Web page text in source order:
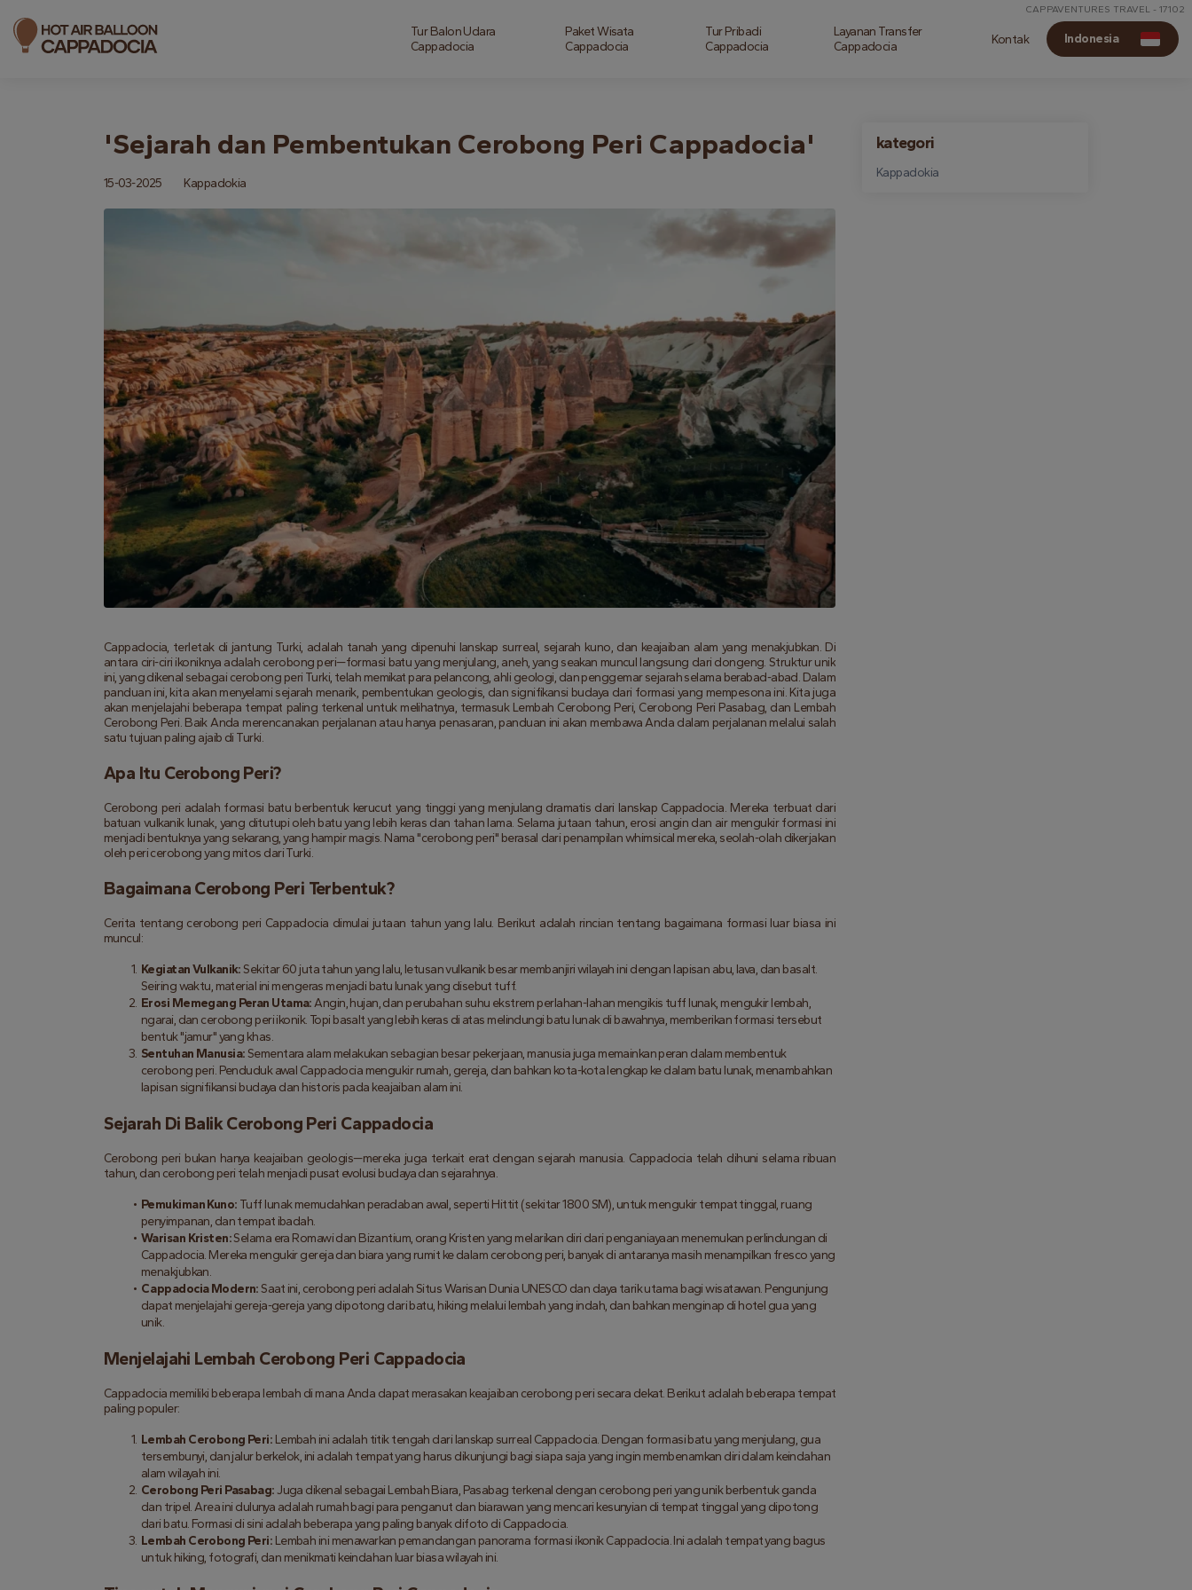
CAPPAVENTURES TRAVEL - 17102
Tur Balon Udara
Cappadocia
Paket Wisata
Cappadocia
Tur Pribadi
Cappadocia
Layanan Transfer
Cappadocia
Kontak Indonesia
'Sejarah dan Pembentukan Cerobong Peri Cappadocia'
15-03-2025 Kappadokia
Cappadocia, terletak di jantung Turki, adalah tanah yang dipenuhi lanskap surreal, sejarah kuno, dan keajaiban alam yang menakjubkan. Di
antara ciri-ciri ikoniknya adalah cerobong peri—formasi batu yang menjulang, aneh, yang seakan muncul langsung dari dongeng. Struktur unik
ini, yang dikenal sebagai cerobong peri Turki, telah memikat para pelancong, ahli geologi, dan penggemar sejarah selama berabad-abad. Dalam
panduan ini, kita akan menyelami sejarah menarik, pembentukan geologis, dan signifikansi budaya dari formasi yang mempesona ini. Kita juga
akan menjelajahi beberapa tempat paling terkenal untuk melihatnya, termasuk Lembah Cerobong Peri, Cerobong Peri Pasabag, dan Lembah
Cerobong Peri. Baik Anda merencanakan perjalanan atau hanya penasaran, panduan ini akan membawa Anda dalam perjalanan melalui salah
satu tujuan paling ajaib di Turki.
Apa Itu Cerobong Peri?
Cerobong peri adalah formasi batu berbentuk kerucut yang tinggi yang menjulang dramatis dari lanskap Cappadocia. Mereka terbuat dari
batuan vulkanik lunak, yang ditutupi oleh batu yang lebih keras dan tahan lama. Selama jutaan tahun, erosi angin dan air mengukir formasi ini
menjadi bentuknya yang sekarang, yang hampir magis. Nama "cerobong peri" berasal dari penampilan whimsical mereka, seolah-olah dikerjakan
oleh peri cerobong yang mitos dari Turki.
Bagaimana Cerobong Peri Terbentuk?
Cerita tentang cerobong peri Cappadocia dimulai jutaan tahun yang lalu. Berikut adalah rincian tentang bagaimana formasi luar biasa ini
muncul:
Kegiatan Vulkanik: Sekitar 60 juta tahun yang lalu, letusan vulkanik besar membanjiri wilayah ini dengan lapisan abu, lava, dan basalt.
Seiring waktu, material ini mengeras menjadi batu lunak yang disebut tuff.
Erosi Memegang Peran Utama: Angin, hujan, dan perubahan suhu ekstrem perlahan-lahan mengikis tuff lunak, mengukir lembah,
ngarai, dan cerobong peri ikonik. Topi basalt yang lebih keras di atas melindungi batu lunak di bawahnya, memberikan formasi tersebut
bentuk "jamur" yang khas.
Sentuhan Manusia: Sementara alam melakukan sebagian besar pekerjaan, manusia juga memainkan peran dalam membentuk
cerobong peri. Penduduk awal Cappadocia mengukir rumah, gereja, dan bahkan kota-kota lengkap ke dalam batu lunak, menambahkan
lapisan signifikansi budaya dan historis pada keajaiban alam ini.
Sejarah Di Balik Cerobong Peri Cappadocia
Cerobong peri bukan hanya keajaiban geologis—mereka juga terkait erat dengan sejarah manusia. Cappadocia telah dihuni selama ribuan
tahun, dan cerobong peri telah menjadi pusat evolusi budaya dan sejarahnya.
Pemukiman Kuno: Tuff lunak memudahkan peradaban awal, seperti Hittit (sekitar 1800 SM), untuk mengukir tempat tinggal, ruang
penyimpanan, dan tempat ibadah.
Warisan Kristen: Selama era Romawi dan Bizantium, orang Kristen yang melarikan diri dari penganiayaan menemukan perlindungan di
Cappadocia. Mereka mengukir gereja dan biara yang rumit ke dalam cerobong peri, banyak di antaranya masih menampilkan fresco yang
menakjubkan.
Cappadocia Modern: Saat ini, cerobong peri adalah Situs Warisan Dunia UNESCO dan daya tarik utama bagi wisatawan. Pengunjung
dapat menjelajahi gereja-gereja yang dipotong dari batu, hiking melalui lembah yang indah, dan bahkan menginap di hotel gua yang
unik.
Menjelajahi Lembah Cerobong Peri Cappadocia
Cappadocia memiliki beberapa lembah di mana Anda dapat merasakan keajaiban cerobong peri secara dekat. Berikut adalah beberapa tempat
paling populer:
Lembah Cerobong Peri: Lembah ini adalah titik tengah dari lanskap surreal Cappadocia. Dengan formasi batu yang menjulang, gua
tersembunyi, dan jalur berkelok, ini adalah tempat yang harus dikunjungi bagi siapa saja yang ingin membenamkan diri dalam keindahan
alam wilayah ini.
Cerobong Peri Pasabag: Juga dikenal sebagai Lembah Biara, Pasabag terkenal dengan cerobong peri yang unik berbentuk ganda
dan tripel. Area ini dulunya adalah rumah bagi para penganut dan biarawan yang mencari kesunyian di tempat tinggal yang dipotong
dari batu. Formasi di sini adalah beberapa yang paling banyak difoto di Cappadocia.
Lembah Cerobong Peri: Lembah ini menawarkan pemandangan panorama formasi ikonik Cappadocia. Ini adalah tempat yang bagus
untuk hiking, fotografi, dan menikmati keindahan luar biasa wilayah ini.
kategori
Kappadokia